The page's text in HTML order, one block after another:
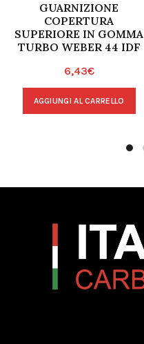
GUARNIZIONE
COPERTURA
SUPERIORE IN GOMMA
TURBO WEBER 44 IDF
6,43€
AGGIUNGI AL CARRELLO